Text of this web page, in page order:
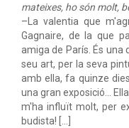
mateixes, ho són molt,
–La valentia que
Gagnaire, de la que
amiga de París. És una
seu art, per la seva
amb ella, fa quinze
una gran exposició…
m'ha influït molt, per
budista! […]